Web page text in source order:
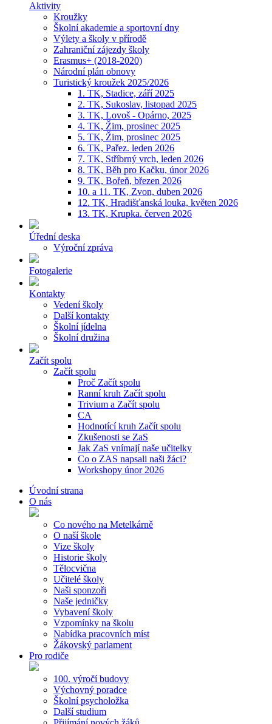
Aktivity
Kroužky
Školní akademie a sportovní dny
Výlety a školy v přírodě
Zahraniční zájezdy školy
Erasmus+ (2018-2020)
Národní plán obnovy
Turistický kroužek 2025/2026
1. TK, Stadice, září 2025
2. TK, Sukoslav, listopad 2025
3. TK, Lovoš - Opárno, 2025
4. TK, Žim, prosinec 2025
5. TK, Žim, prosinec 2025
6. TK, Pařez. leden 2026
7. TK, Stříbrný vrch, leden 2026
8. TK, Běh pro Kačku, únor 2026
9. TK, Bořeň, březen 2026
10. a 11. TK, Zvon, duben 2026
12. TK, Hradišťanská louka, květen 2026
13. TK, Krupka. červen 2026
Úřední deska
Výroční zpráva
Fotogalerie
Kontakty
Vedení školy
Další kontakty
Školní jídelna
Školní družina
Začít spolu
Začít spolu
Proč Začít spolu
Ranní kruh Začít spolu
Trivium a Začít spolu
CA
Hodnotící kruh Začít spolu
Zkušenosti se ZaS
Jak ZaS vnímají naše učitelky
Co o ZAS napsali naši žáci?
Workshopy únor 2026
Úvodní strana
O nás
Co nového na Metelkárně
O naší škole
Vize školy
Historie školy
Tělocvična
Učitelé školy
Naši sponzoři
Naše jedničky
Vybavení školy
Vzpomínky na školu
Nabídka pracovních míst
Žákovský parlament
Pro rodiče
100. výročí budovy
Výchovný poradce
Školní psycholožka
Další studium